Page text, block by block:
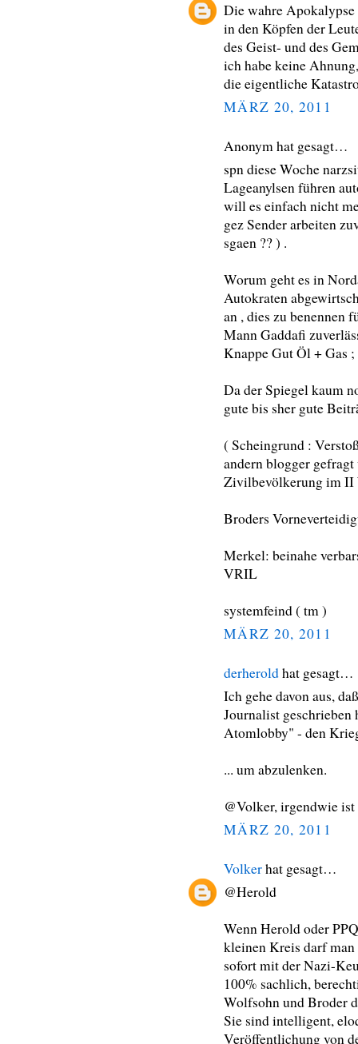
Die wahre Apokalypse
in den Köpfen der
des Geist- und des
ich habe keine
die eigentliche
MÄRZ 20, 2011
Anonym hat gesagt…
spn diese Woche
Lageanylsen führen
will es einfach nicht
gez Sender arbeiten
sgaen ?? ) .
Worum geht es in
Autokraten
an , dies zu benennen
Mann Gaddafi
Knappe Gut Öl + Gas
Da der Spiegel kaum
gute bis sher gute
( Scheingrund :
andern blogger
Zivilbevölkerung im II
Broders
Merkel: beinahe
VRIL
systemfeind ( tm )
MÄRZ 20, 2011
derheroldhat gesagt…
Ich gehe davon aus,
Journalist
Atomlobby" - den
... um abzulenken.
@Volker, irgendwie
MÄRZ 20, 2011
Volkerhat gesagt…
@Herold
Wenn Herold oder
kleinen Kreis darf
sofort mit der Nazi-
100% sachlich,
Wolfsohn und Broder
Sie sind intelligent,
Veröffentlichung von